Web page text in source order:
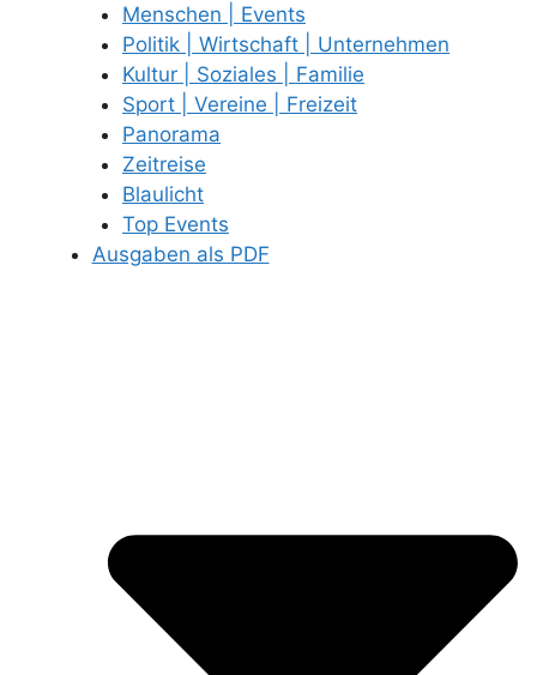
Menschen | Events
Politik | Wirtschaft | Unternehmen
Kultur | Soziales | Familie
Sport | Vereine | Freizeit
Panorama
Zeitreise
Blaulicht
Top Events
Ausgaben als PDF